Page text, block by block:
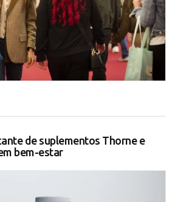
de suplementos Thorne e
bem-estar